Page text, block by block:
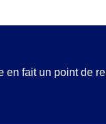
fait un point de